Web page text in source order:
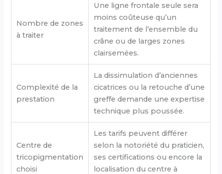
Nombre de zones
à traiter
Une ligne frontale seule sera
moins coûteuse qu’un
traitement de l’ensemble du
crâne ou de larges zones
clairsemées.
Complexité de la
prestation
La dissimulation d’anciennes
cicatrices ou la retouche d’une
greffe demande une expertise
technique plus poussée.
Centre de
tricopigmentation
choisi
Les tarifs peuvent différer
selon la notoriété du praticien,
ses certifications ou encore la
localisation du centre à